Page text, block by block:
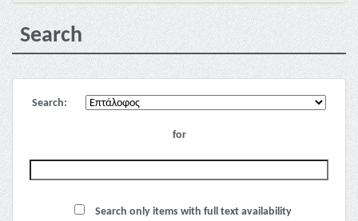
Search
Search:
for
Search only items with full text availability